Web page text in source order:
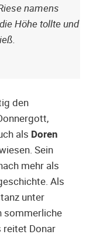
namens
Höhe tollte und
den
als Doren
Sein
mehr als
Als
unter
sommerliche
reitet Donar